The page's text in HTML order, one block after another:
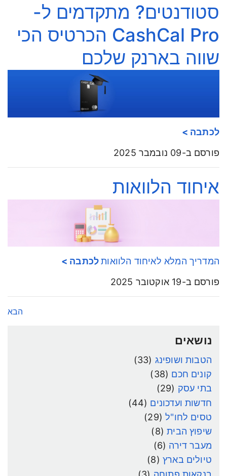
סטודנטים? מתקדמים ל-
CashCal Pro הכרטיס הכי
שווה בארנק שלכם
לכתבה >
פורסם ב-09 נובמבר 2025
איחוד הלוואות
המדריך המלא לאיחוד הלוואותלכתבה >
פורסם ב-19 אוקטובר 2025
הבא
נושאים
הטבות ושופינג (33)
קונים חכם (38)
בתי עסק (29)
חדשות ועדכונים (44)
טסים לחו"ל(29)
שיפוץ הבית(8)
מעבר דירה (6)
טיולים בארץ(8)